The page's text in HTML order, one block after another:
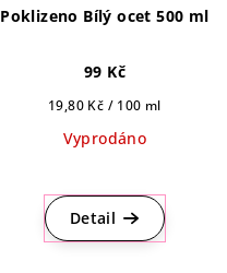
Poklizeno Bílý ocet 500 ml
99 Kč
Měrná
19,80 Kč / 100 ml
Vyprodáno
hodnocení
produktu
je
Detail